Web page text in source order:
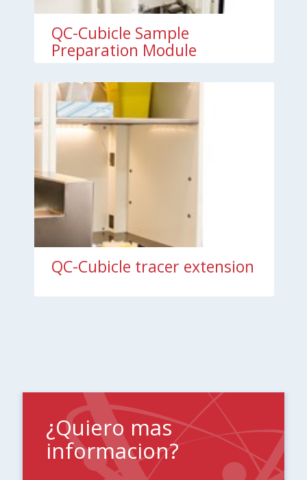
QC-Cubicle Sample
Preparation Module
QC-Cubicle tracer extension
¿Quiero mas
informacion?